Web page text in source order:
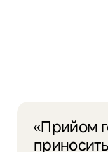
«Прийом